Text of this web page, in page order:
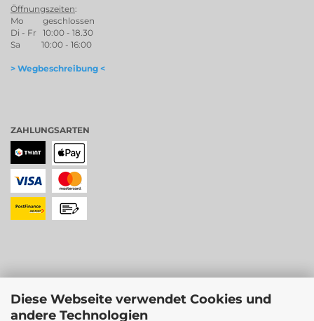
Diese Webseite verwendet Cookies und
andere Technologien
Öffnungszeiten:
Mo geschlossen
Di - Fr 10:00 - 18.30
Sa 10:00 - 16:00
> Wegbeschreibung <
ZAHLUNGSARTEN